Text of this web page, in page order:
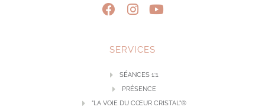
SERVICES
SÉANCES 1:1
PRÉSENCE
"LA VOIE DU CŒUR CRISTAL"®